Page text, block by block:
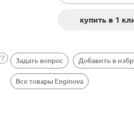
Задать вопрос Добавить в
Все товары Enginova